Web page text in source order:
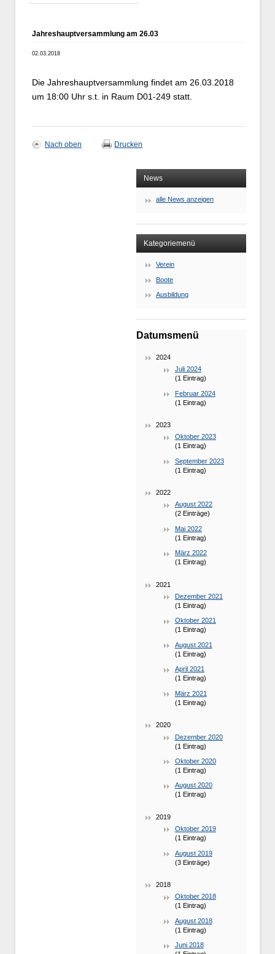
Jahreshauptversammlung am 26.03
02.03.2018
Die Jahreshauptversammlung findet am 26.03.2018
um 18:00 Uhr s.t. in Raum D01-249 statt.
Nach oben Drucken
News
alle News anzeigen
Kategoriemenü
Verein
Boote
Ausbildung
Datumsmenü
2024
Juli 2024
(1 Eintrag)
Februar 2024
(1 Eintrag)
2023
Oktober 2023
(1 Eintrag)
September 2023
(1 Eintrag)
2022
August 2022
(2 Einträge)
Mai 2022
(1 Eintrag)
März 2022
(1 Eintrag)
2021
Dezember 2021
(1 Eintrag)
Oktober 2021
(1 Eintrag)
August 2021
(1 Eintrag)
April 2021
(1 Eintrag)
März 2021
(1 Eintrag)
2020
Dezember 2020
(1 Eintrag)
Oktober 2020
(1 Eintrag)
August 2020
(1 Eintrag)
2019
Oktober 2019
(1 Eintrag)
August 2019
(3 Einträge)
2018
Oktober 2018
(1 Eintrag)
August 2018
(1 Eintrag)
Juni 2018